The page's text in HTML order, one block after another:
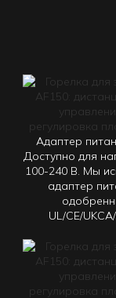
Адаптер
Доступно для
100-240 В. Мы
адаптер
UL/CE/